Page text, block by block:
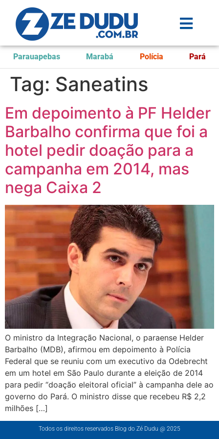
Parauapebas Marabá Polícia Pará
Tag: Saneatins
Em depoimento à PF Helder
Barbalho confirma que foi a
hotel pedir doação para a
campanha em 2014, mas
nega Caixa 2
O ministro da Integração Nacional, o paraense Helder
Barbalho (MDB), afirmou em depoimento à Polícia
Federal que se reuniu com um executivo da Odebrecht
em um hotel em São Paulo durante a eleição de 2014
para pedir “doação eleitoral oficial” à campanha dele ao
governo do Pará. O ministro disse que recebeu R$ 2,2
milhões […]
Todos os direitos reservados Blog do Zé Dudu @ 2025